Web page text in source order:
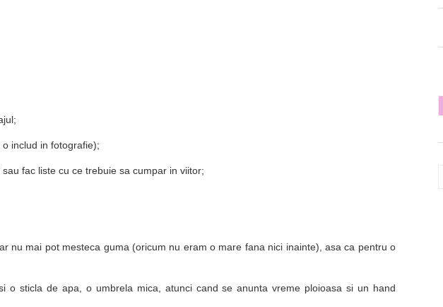
includ in fotografie);
fac liste cu ce trebuie sa cumpar in viitor;
nu mai pot mesteca guma (oricum nu eram o mare fana nici inainte), asa ca pentru o
o sticla de apa, o umbrela mica, atunci cand se anunta vreme ploioasa si un hand